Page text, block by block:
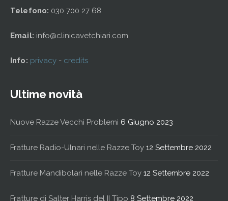
Telefono: 030 700 27 68
Email: info@clinicavetchiari.com
Info: privacy - credits
Ultime novità
Nuove Razze Vecchi Problemi 6 Giugno 2023
Fratture Radio-Ulnari nelle Razze Toy 12 Settembre 2022
Fratture Mandibolari nelle Razze Toy 12 Settembre 2022
Fratture di Salter Harris del II Tipo 8 Settembre 2022